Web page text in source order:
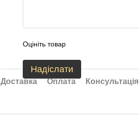
Оцініть товар
Надіслати
Доставка Оплата Консультація